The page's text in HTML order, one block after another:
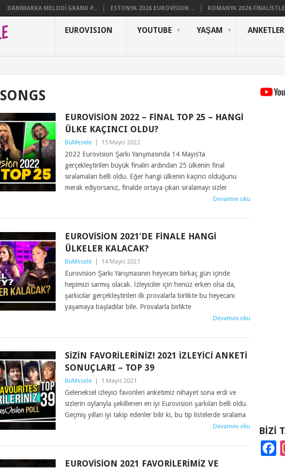
DANIMARKA MELODI GRAND P... ESTONYA 2026 EUROVISION ... ROMANYA 2026
EUROVISION YOUTUBE YAŞAM ANKETLER
SONGS
EUROVISION 2022 – FINAL TOP 25 – HANGI
ÜLKE KAÇINCI OLDU?
BuMesele 15 Mayıs 2022
2022 Eurovision Şarkı Yarışmasında 14 Mayıs’ta
gerçekleştirilen büyük finalin ardından 25 ülkenin final
sıralamaları belli oldu. Eğer hangi ülkenin kaçıncı olduğunu
merak ediyorsanız, finalde ortaya çıkan sıralamayı sizler
Devamını oku
EUROVISION 2021’DE FINALE HANGI
ÜLKELER KALACAK?
BuMesele 14 Mayıs 2021
Eurovision Şarkı Yarışmasının heyecanı birkaç gün içinde
hepimizi sarmış olacak. İzleyiciler için henüz erken olsa da,
şarkıcılar gerçekleştirilen ilk provalarla birlikte bu heyecanı
yaşamaya başladılar bile. Provalarla birlikte
Devamını oku
SIZIN FAVORILERINIZ! 2021 İZLEYICI ANKETI
SONUÇLARI – TOP 39
BuMesele 1 Mayıs 2021
Geleneksel izleyici favorileri anketimiz nihayet sona erdi ve
sizlerin oylarıyla şekillenen en iyi Eurovision şarkıları belli oldu.
Geçmiş yılları iyi takip edenler bilir ki, bu tip listelerde sıralama
Devamını oku
EUROVISION 2021 FAVORILERIMIZ VE
BIZI